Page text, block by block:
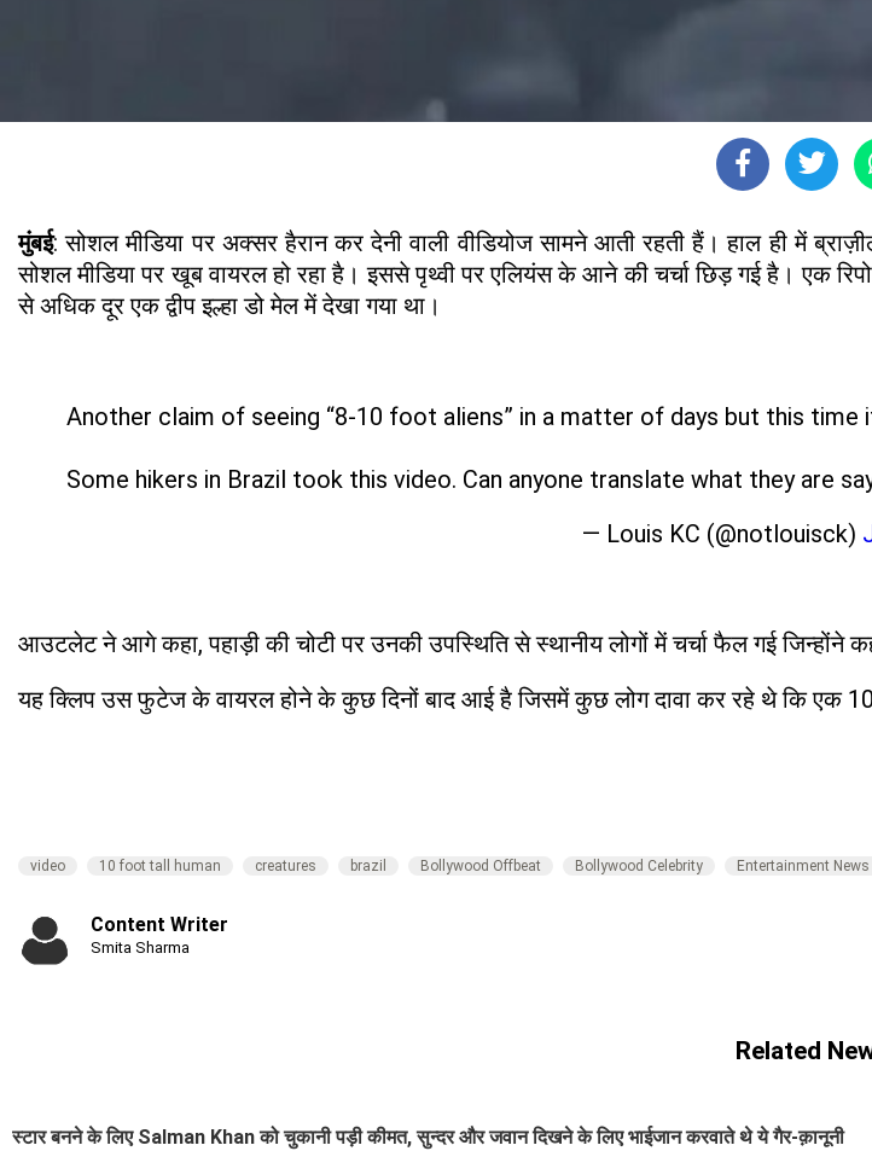
मुंबई: सोशल मीडिया पर अक्सर हैरान कर देनी वाली वीडियोज सामने आती रहती हैं। हाल ही में
सोशल मीडिया पर खूब वायरल हो रहा है। इससे पृथ्वी पर एलियंस के आने की चर्चा छिड़ गई है। एक
से अधिक दूर एक द्वीप इल्हा डो मेल में देखा गया था।
Another claim of seeing “8-10 foot aliens” in a matter of days but this time
Some hikers in Brazil took this video. Can anyone translate what they are
— Louis KC (@notlouisck)
आउटलेट ने आगे कहा, पहाड़ी की चोटी पर उनकी उपस्थिति से स्थानीय लोगों में चर्चा फैल गई
यह क्लिप उस फुटेज के वायरल होने के कुछ दिनों बाद आई है जिसमें कुछ लोग दावा कर रहे थे कि एक 10
video 10 foot tall human creatures brazil Bollywood Offbeat Bollywood Celebrity Entertainment News
Content Writer
Smita Sharma
Related
स्टार बनने के लिए Salman Khan को चुकानी पड़ी कीमत, सुन्दर और जवान दिखने के लिए भाईजान करवाते थे ये गैर-क़ानूनी